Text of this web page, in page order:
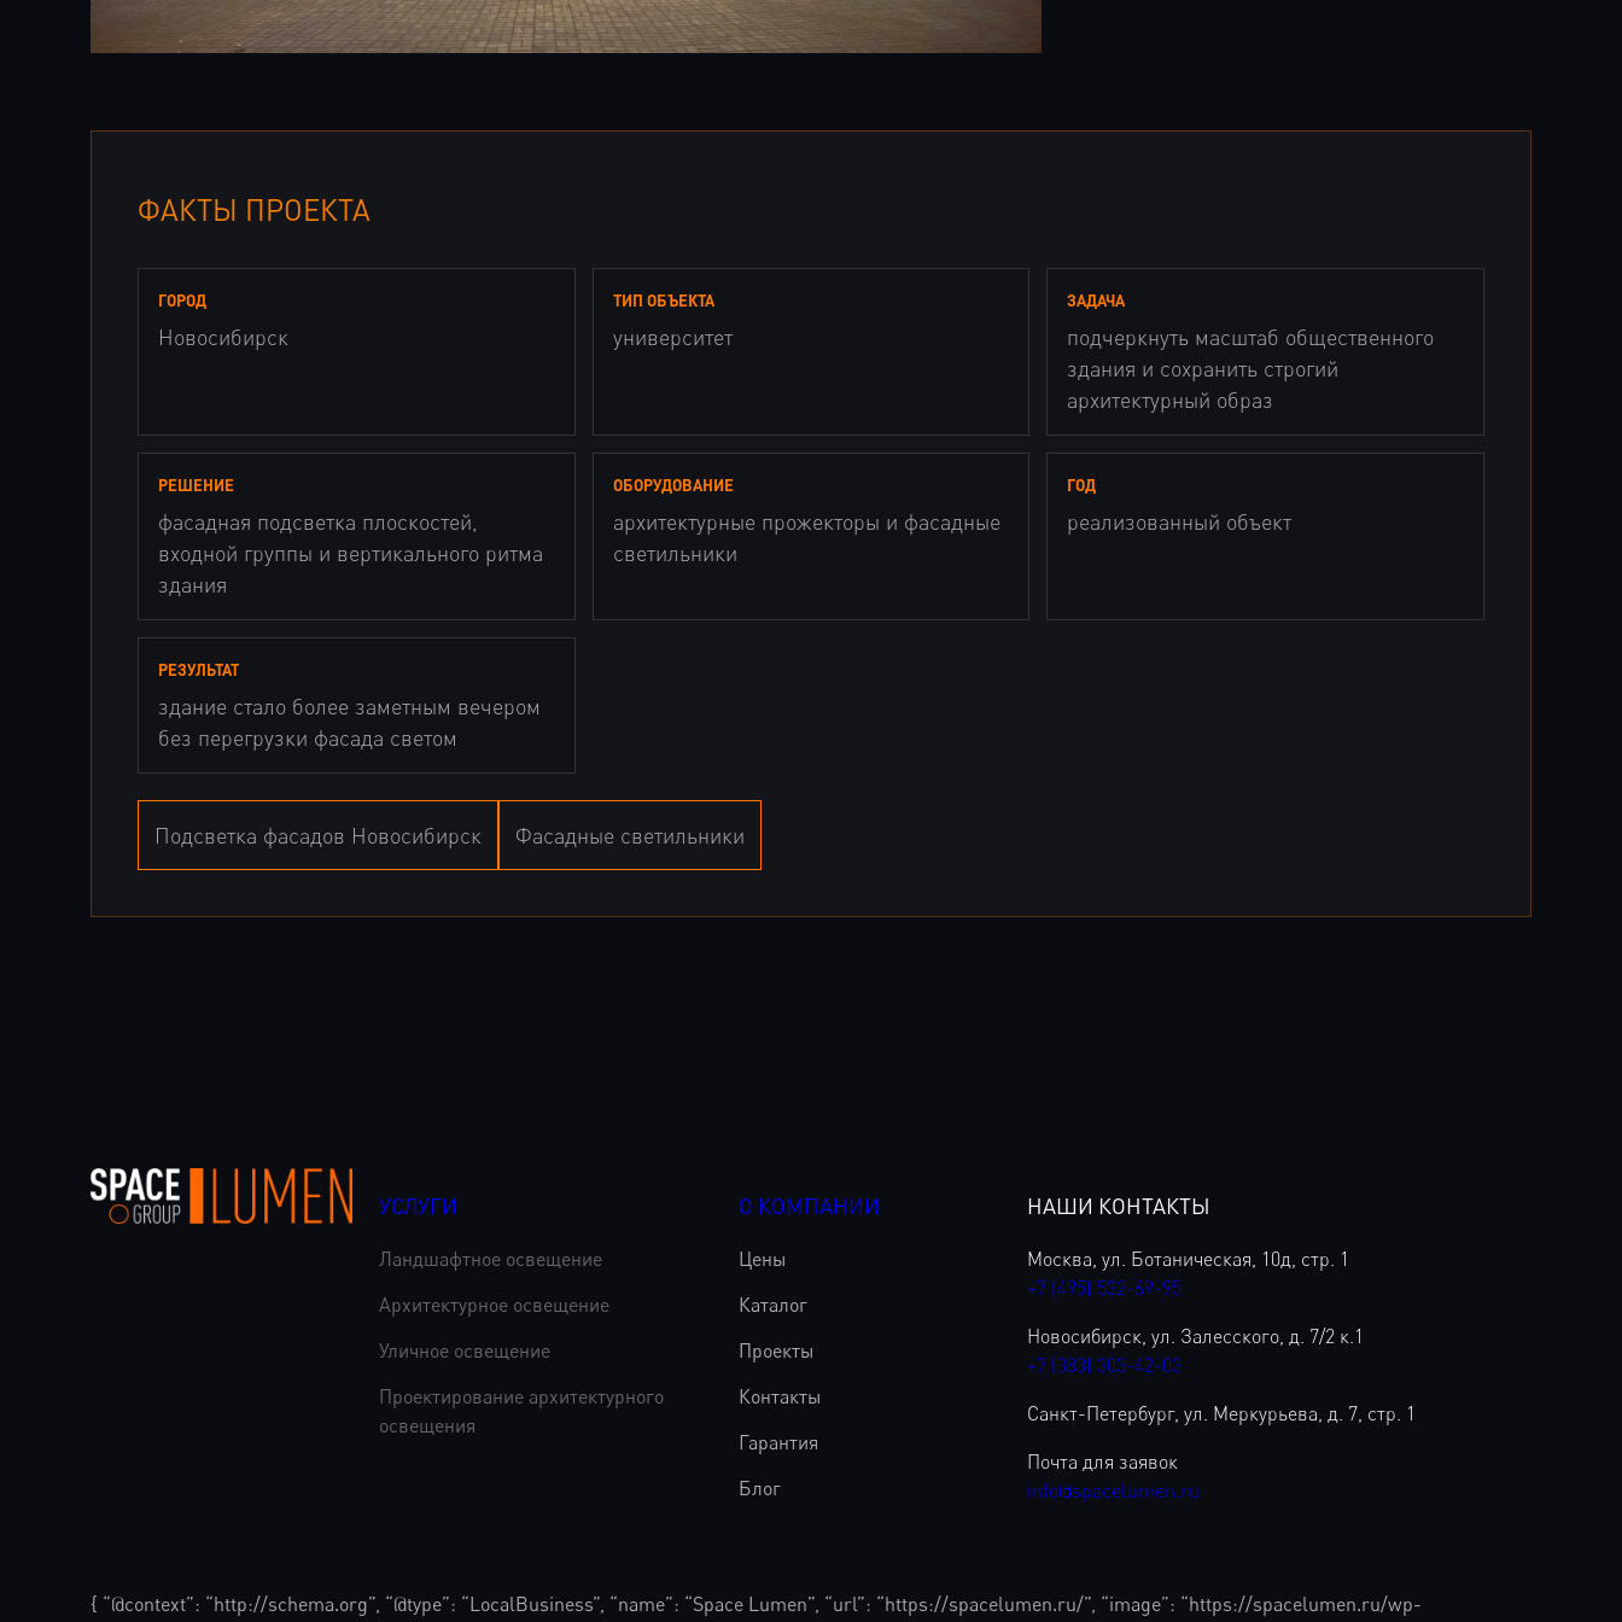
ФАКТЫ ПРОЕКТА
ГОРОД
Новосибирск
ТИП ОБЪЕКТА
университет
ЗАДАЧА
подчеркнуть масштаб общественного
здания и сохранить строгий
архитектурный образ
РЕШЕНИЕ
фасадная подсветка плоскостей,
входной группы и вертикального ритма
здания
ОБОРУДОВАНИЕ
архитектурные прожекторы и фасадные
светильники
ГОД
реализованный объект
РЕЗУЛЬТАТ
здание стало более заметным вечером
без перегрузки фасада светом
Подсветка фасадов Новосибирск Фасадные светильники
УСЛУГИ
Ландшафтное освещение
Архитектурное освещение
Уличное освещение
Проектирование архитектурного
освещения
О КОМПАНИИ
Цены
Каталог
Проекты
Контакты
Гарантия
Блог
НАШИ КОНТАКТЫ
Москва, ул. Ботаническая, 10д, стр. 1
+7 (495) 532-69-95
Новосибирск, ул. Залесского, д. 7/2 к.1
+7 (383) 303-42-03
Санкт-Петербург, ул. Меркурьева, д. 7, стр. 1
Почта для заявок
info@spacelumen.ru
{ “@context”: “http://schema.org”, “@type”: “LocalBusiness”, “name”: “Space Lumen”, “url”: “https://spacelumen.ru/”, “image”: “https://spacelumen.ru/wp-